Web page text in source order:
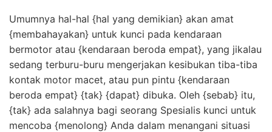
Umumnya hal-hal {hal yang demikian} akan amat
{membahayakan} untuk kunci pada kendaraan
bermotor atau {kendaraan beroda empat}, yang jikalau
sedang terburu-buru mengerjakan kesibukan tiba-tiba
kontak motor macet, atau pun pintu {kendaraan
beroda empat} {tak} {dapat} dibuka. Oleh {sebab} itu,
{tak} ada salahnya bagi seorang Spesialis kunci untuk
mencoba {menolong} Anda dalam menangani situasi